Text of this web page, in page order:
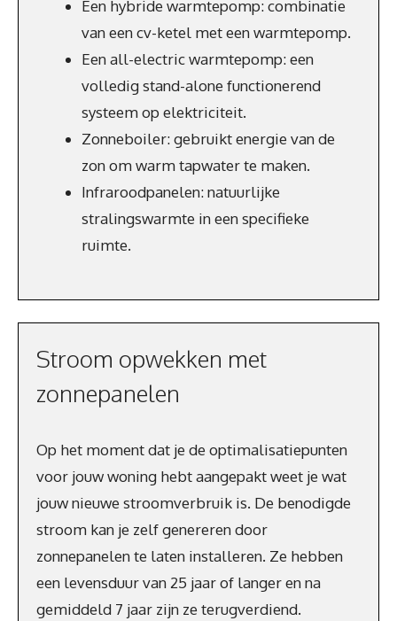
Een hybride warmtepomp: combinatie
van een cv-ketel met een warmtepomp.
Een all-electric warmtepomp: een
volledig stand-alone functionerend
systeem op elektriciteit.
Zonneboiler: gebruikt energie van de
zon om warm tapwater te maken.
Infraroodpanelen: natuurlijke
stralingswarmte in een specifieke
ruimte.
Stroom opwekken met
zonnepanelen
Op het moment dat je de optimalisatiepunten
voor jouw woning hebt aangepakt weet je wat
jouw nieuwe stroomverbruik is. De benodigde
stroom kan je zelf genereren door
zonnepanelen te laten installeren. Ze hebben
een levensduur van 25 jaar of langer en na
gemiddeld 7 jaar zijn ze terugverdiend.